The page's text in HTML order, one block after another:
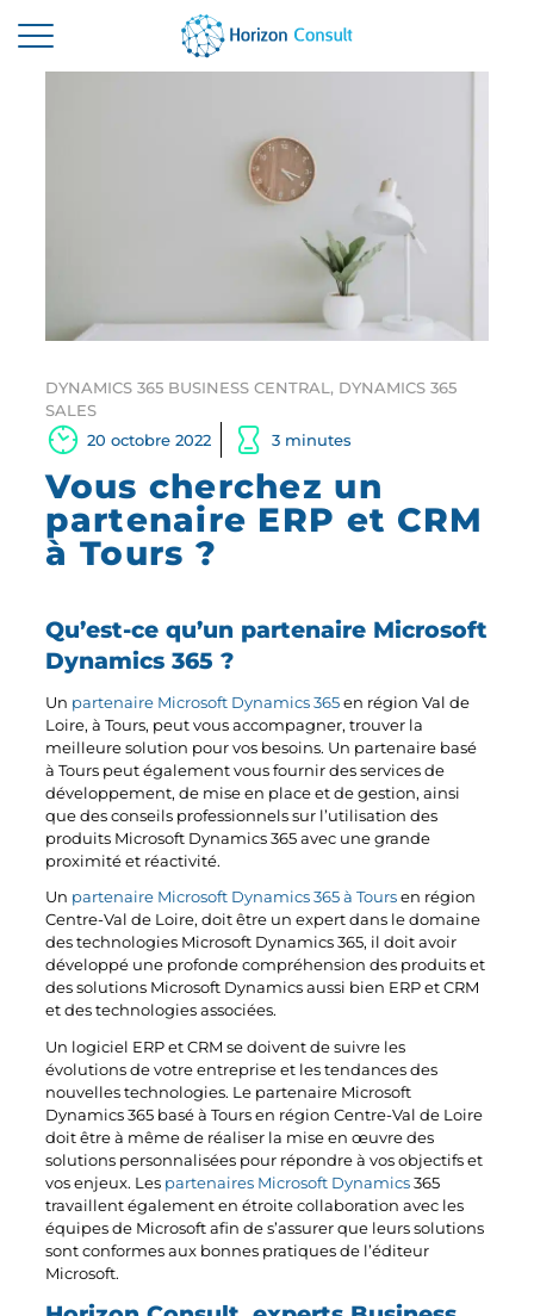
DYNAMICS 365 BUSINESS CENTRAL, DYNAMICS 365
SALES
20 octobre 2022
3 minutes
Vous cherchez un
partenaire ERP et CRM
à Tours ?
Qu’est-ce qu’un partenaire Microsoft
Dynamics 365 ?
Un partenaire Microsoft Dynamics 365 en région Val de
Loire, à Tours, peut vous accompagner, trouver la
meilleure solution pour vos besoins. Un partenaire basé
à Tours peut également vous fournir des services de
développement, de mise en place et de gestion, ainsi
que des conseils professionnels sur l’utilisation des
produits Microsoft Dynamics 365 avec une grande
proximité et réactivité.
Un partenaire Microsoft Dynamics 365 à Tours en région
Centre-Val de Loire, doit être un expert dans le domaine
des technologies Microsoft Dynamics 365, il doit avoir
développé une profonde compréhension des produits et
des solutions Microsoft Dynamics aussi bien ERP et CRM
et des technologies associées.
Un logiciel ERP et CRM se doivent de suivre les
évolutions de votre entreprise et les tendances des
nouvelles technologies. Le partenaire Microsoft
Dynamics 365 basé à Tours en région Centre-Val de Loire
doit être à même de réaliser la mise en œuvre des
solutions personnalisées pour répondre à vos objectifs et
vos enjeux. Les partenaires Microsoft Dynamics 365
travaillent également en étroite collaboration avec les
équipes de Microsoft afin de s’assurer que leurs solutions
sont conformes aux bonnes pratiques de l’éditeur
Microsoft.